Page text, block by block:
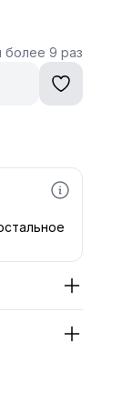
более 9 раз